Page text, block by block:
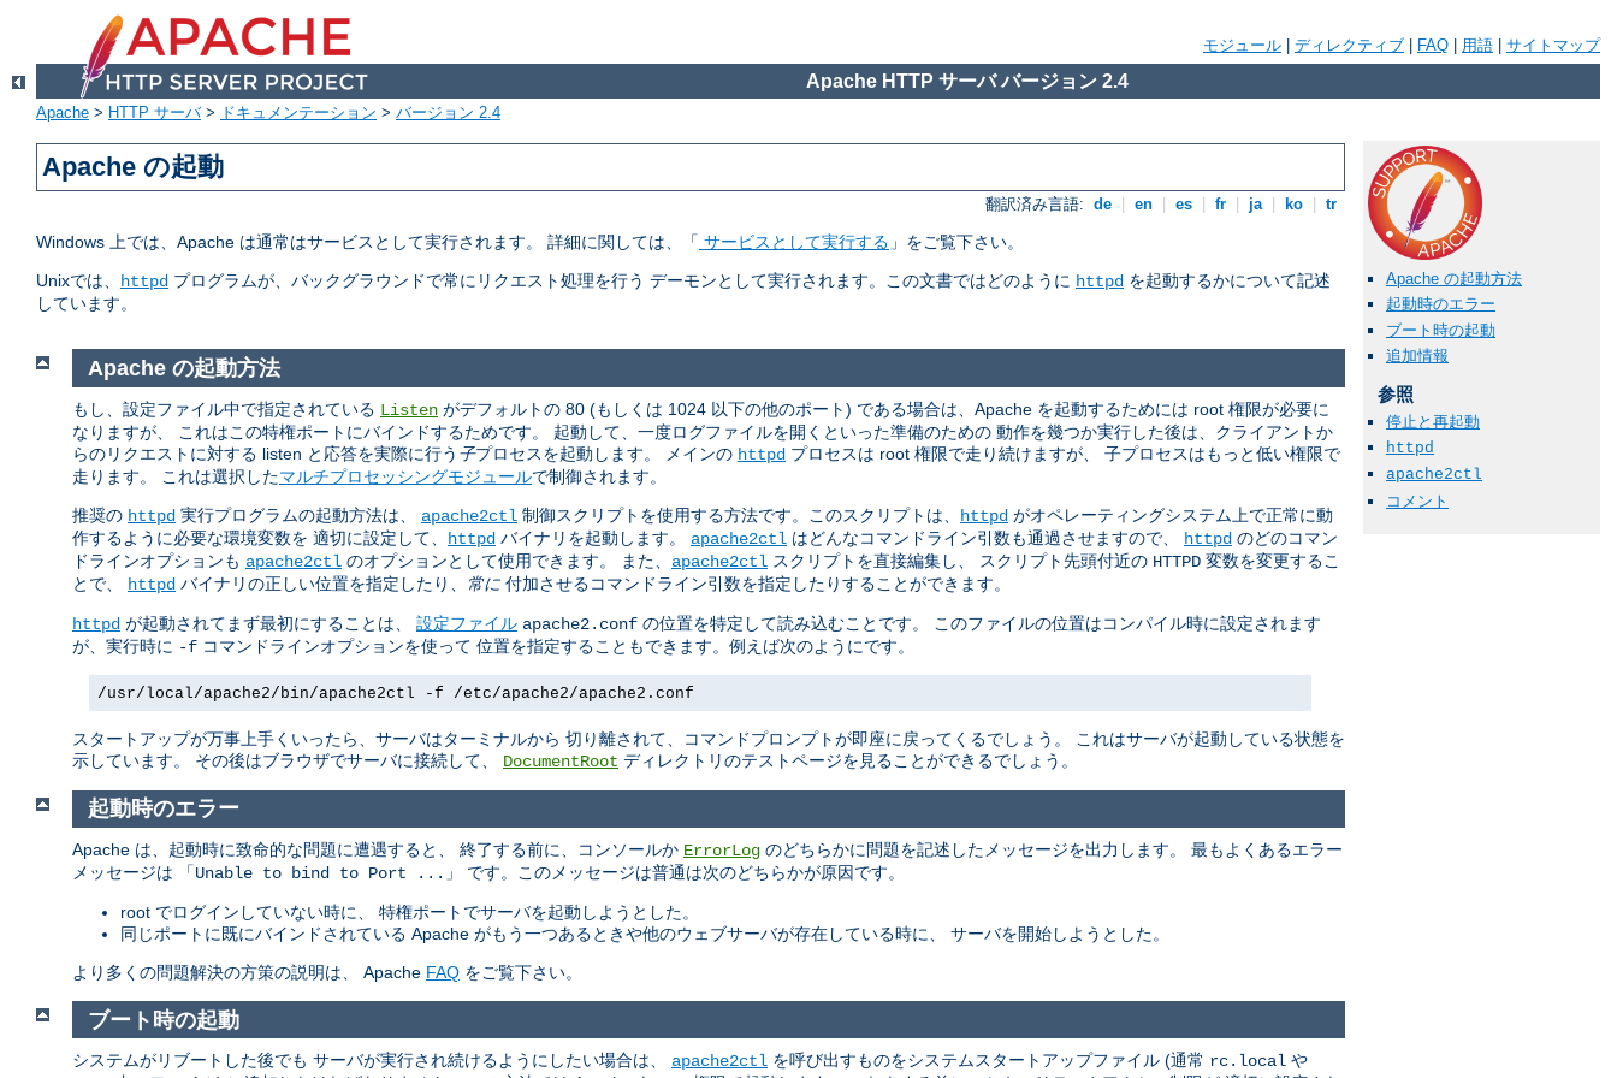
モジュール ディレクティブ FAQ 用語 サイトマップ
Apache HTTP サーバ バージョン 2.4
Apache > HTTP サーバ> ドキュメンテーション > バージョン 2.4
Apache の起動
翻訳済み言語: de en es fr ja ko tr
Windows 上では、Apache は通常はサービスとして実行されます。 詳細に関しては、「 サービスとして実行する 」をご覧下さい。
Unixでは、 httpd プログラムが、バックグラウンドで常にリクエスト処理を行う デーモンとして実行されます。この文書ではどのように httpd を起動するかについて記述
しています。
Apache の起動方法
起動時のエラー
ブート時の起動
追加情報
参照
停止と再起動
httpd
apache2ctl
コメント
Apache の起動方法
もし、設定ファイル中で指定されている Listen がデフォルトの 80 (もしくは 1024 以下の他のポート) である場合は、Apache を起動するためには root 権限が必要に
なりますが、 これはこの特権ポートにバインドするためです。 起動して、一度ログファイルを開くといった準備のための 動作を幾つか実行した後は、クライアントか
らのリクエストに対する listen と応答を実際に行う 子プロセスを起動します。 メインの httpd プロセスは root 権限で走り続けますが、 子プロセスはもっと低い権限で
走ります。 これは選択したマルチプロセッシングモジュールで制御されます。
推奨の httpd 実行プログラムの起動方法は、 apache2ctl 制御スクリプトを使用する方法です。このスクリプトは、 httpd がオペレーティングシステム上で正常に動
作するように必要な環境変数を 適切に設定して、
httpd バイナリを起動します。 apache2ctl はどんなコマンドライン引数も通過させますので、 httpd のどのコマン
ドラインオプションも apache2ctl のオプションとして使用できます。 また、 apache2ctl スクリプトを直接編集し、 スクリプト先頭付近の HTTPD 変数を変更するこ
とで、
httpd バイナリの正しい位置を指定したり、 常に 付加させるコマンドライン引数を指定したりすることができます。
httpd が起動されてまず最初にすることは、 設定ファイル apache2.conf の位置を特定して読み込むことです。 このファイルの位置はコンパイル時に設定されます
が、実行時に -f コマンドラインオプションを使って 位置を指定することもできます。例えば次のようにです。
/usr/local/apache2/bin/apache2ctl -f /etc/apache2/apache2.conf
スタートアップが万事上手くいったら、サーバはターミナルから 切り離されて、コマンドプロンプトが即座に戻ってくるでしょう。 これはサーバが起動している状態を
示しています。 その後はブラウザでサーバに接続して、 DocumentRoot ディレクトリのテストページを見ることができるでしょう。
起動時のエラー
Apache は、起動時に致命的な問題に遭遇すると、 終了する前に、コンソールか ErrorLog のどちらかに問題を記述したメッセージを出力します。 最もよくあるエラー
メッセージは 「Unable to bind to Port ... 」 です。このメッセージは普通は次のどちらかが原因です。
root でログインしていない時に、 特権ポートでサーバを起動しようとした。
同じポートに既にバインドされている Apache がもう一つあるときや他のウェブサーバが存在している時に、 サーバを開始しようとした。
より多くの問題解決の方策の説明は、 Apache FAQ をご覧下さい。
ブート時の起動
システムがリブートした後でも サーバが実行され続けるようにしたい場合は、 apache2ctl を呼び出すものをシステムスタートアップファイル (通常 rc.local や